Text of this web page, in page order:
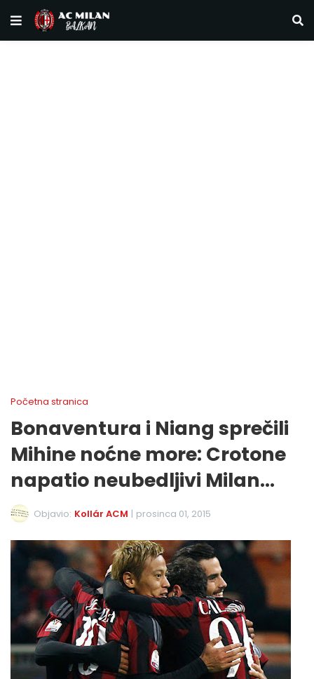
Početna stranica
Bonaventura i Niang sprečili
Mihine noćne more: Crotone
napatio neubedljivi Milan...
Objavio: Kollár ACM | prosinca 01, 2015